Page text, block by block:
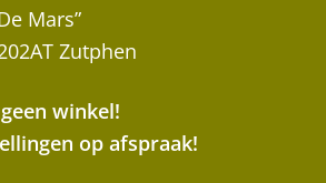
Mars”
Zutphen
winkel!
op afspraak!